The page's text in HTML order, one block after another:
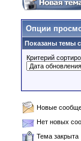
Опции
Показаны темы
Критерий
Новые
Нет новых
Тема закрыта